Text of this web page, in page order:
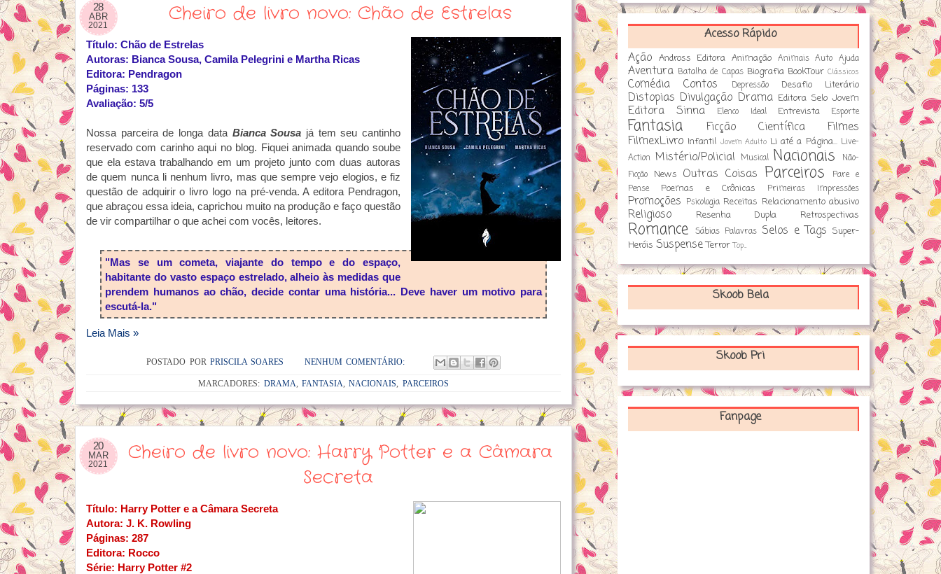
28
ABR
2021 Cheiro de livro novo: Chão de Estrelas
Título: Chão de Estrelas
Autoras: Bianca Sousa, Camila Pelegrini e Martha Ricas
Editora: Pendragon
Páginas: 133
Avaliação: 5/5
Nossa parceira de longa data Bianca Sousa já tem seu cantinho
reservado com carinho aqui no blog. Fiquei animada quando soube
que ela estava trabalhando em um projeto junto com duas autoras
de quem nunca li nenhum livro, mas que sempre vejo elogios, e fiz
questão de adquirir o livro logo na pré-venda. A editora Pendragon,
que abraçou essa ideia, caprichou muito na produção e faço questão
de vir compartilhar o que achei com vocês, leitores.
"Mas se um cometa, viajante do tempo e do espaço,
habitante do vasto espaço estrelado, alheio às medidas que
prendem humanos ao chão, decide contar uma história... Deve haver um motivo para
escutá-la."
Leia Mais »
POSTADO PORPRISCILA SOARES NENHUM COMENTÁRIO:
MARCADORES: DRAMA, FANTASIA,NACIONAIS, PARCEIROS
20
MAR
2021
Cheiro de livro novo: Harry Potter e a Câmara
Secreta
Título: Harry Potter e a Câmara Secreta
Autora: J. K. Rowling
Páginas: 287
Editora: Rocco
Série: Harry Potter #2
Acesso Rápido
Ação Andross Editora Animação Animais Auto Ajuda
Aventura Batalha de Capas Biografia BookTour Clássicos
Comédia Contos Depressão Desafio Literário
Distopias Divulgação Drama Editora Selo Jovem
Editora Sinna Elenco Ideal Entrevista Esporte
Fantasia Ficção Científica
Filmes
FilmexLivro Infantil Jovem Adulto Li até a Página... Live-
Action Mistério/Policial Musical Nacionais
Não-
Ficção News Outras Coisas Parceiros
Pare e
Pense
Poemas e Crônicas Primeiras Impressões
Promoções Psicologia Receitas Relacionamento abusivo
Religioso Resenha Dupla Retrospectivas
Romance Sábias Palavras Selos e Tags Super-
Heróis Suspense Terror Top...
Skoob Bela
Skoob Pri
Fanpage